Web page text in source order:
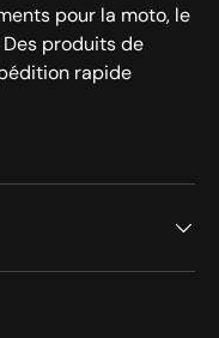
pour la moto, le
produits de
rapide